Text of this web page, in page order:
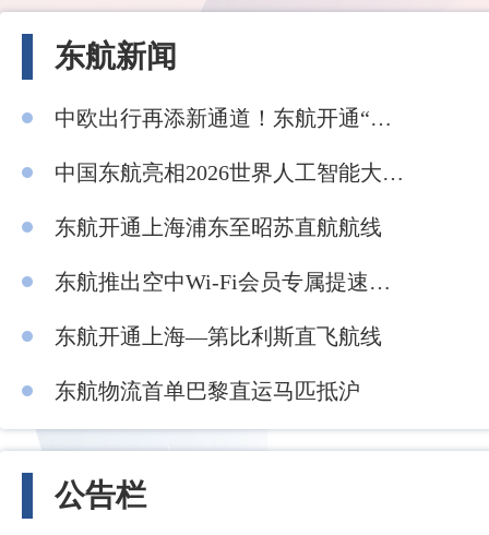
东航新闻
中欧出行再添新通道！东航开通“上海—都柏林”直飞航线
中国东航亮相2026世界人工智能大会 分享AI赋能智慧民航建设成果
东航开通上海浦东至昭苏直航航线
东航推出空中Wi-Fi会员专属提速服务
东航开通上海—第比利斯直飞航线
东航物流首单巴黎直运马匹抵沪
公告栏